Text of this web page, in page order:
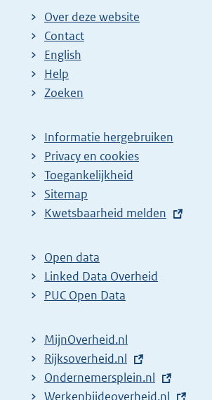
Over deze website
Contact
English
Help
Zoeken
Informatie hergebruiken
Privacy en cookies
Toegankelijkheid
Sitemap
E
t
e
r
l
i
n
Kwetsbaarheid melden
Open data
Linked Data Overheid
PUC Open Data
MijnOverheid.nl
E
x
t
Rijksoverheid.nl
E
x
Ondernemersplein.nl
E
Werkenbijdeoverheid.nl